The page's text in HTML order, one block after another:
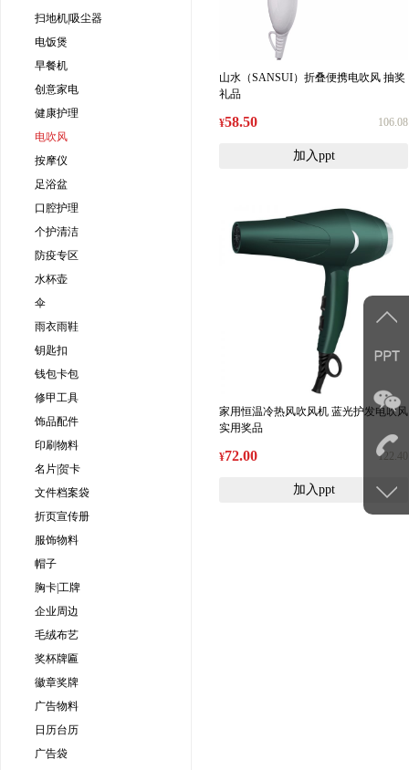
扫地机|吸尘器
电饭煲
早餐机
创意家电
健康护理
电吹风
按摩仪
足浴盆
口腔护理
个护清洁
防疫专区
水杯壶
伞
雨衣雨鞋
钥匙扣
钱包卡包
修甲工具
饰品配件
印刷物料
名片|贺卡
文件档案袋
折页宣传册
服饰物料
帽子
胸卡|工牌
企业周边
毛绒布艺
奖杯牌匾
徽章奖牌
广告物料
日历台历
广告袋
山水（SANSUI）折叠便携电吹风 抽奖
礼品
¥58.50 106.08
加入ppt
家用恒温冷热风吹风机 蓝光护发电吹风
实用奖品
¥72.00 122.40
加入ppt